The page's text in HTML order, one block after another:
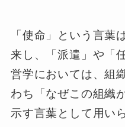
「使命」という言葉
来し、「派遣」や「
営学においては、組
わち「なぜこの組織
示す言葉として用い